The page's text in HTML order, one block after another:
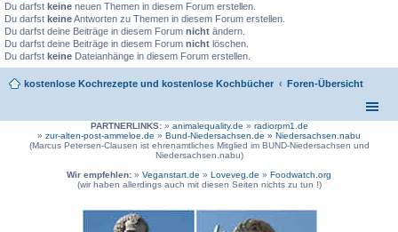
Du darfst keine neuen Themen in diesem Forum erstellen.
Du darfst keineAntworten zu Themen in diesem Forum erstellen.
Du darfst deine Beiträge in diesem Forum nicht ändern.
Du darfst deine Beiträge in diesem Forum nicht löschen.
Du darfst keine Dateianhänge in diesem Forum erstellen.
kostenlose Kochrezepte und kostenlose Kochbücher Foren-Übersicht
PARTNERLINKS:» animalequality.de » radiorpm1.de
» zur-alten-post-ammeloe.de » Bund-Niedersachsen.de » Niedersachsen.nabu
(Marcus Petersen-Clausen ist ehrenamtliches Mitglied im BUND-Niedersachsen und
Niedersachsen.nabu)
Wir empfehlen: » Veganstart.de » Loveveg.de » Foodwatch.org
(wir haben allerdings auch mit diesen Seiten nichts zu tun !)